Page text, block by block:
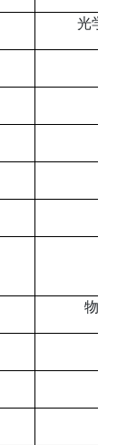
光学工
物理、